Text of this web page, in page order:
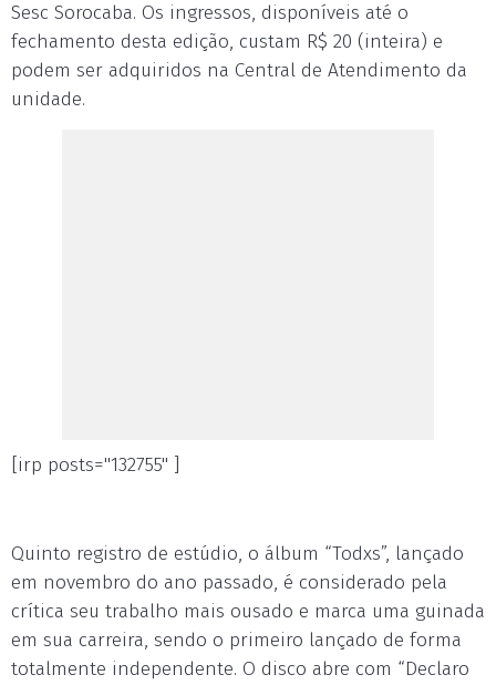
Sesc Sorocaba. Os ingressos, disponíveis até o
fechamento desta edição, custam R$ 20 (inteira) e
podem ser adquiridos na Central de Atendimento da
unidade.
[irp posts="132755" ]
Quinto registro de estúdio, o álbum “Todxs”, lançado
em novembro do ano passado, é considerado pela
crítica seu trabalho mais ousado e marca uma guinada
em sua carreira, sendo o primeiro lançado de forma
totalmente independente. O disco abre com “Declaro